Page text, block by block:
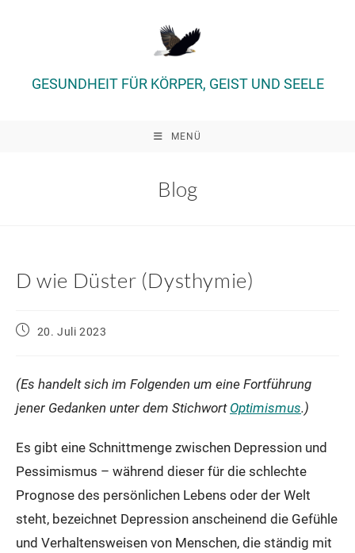
GESUNDHEIT FÜR KÖRPER, GEIST UND SEELE
MENÜ
Blog
D wie Düster (Dysthymie)
Beitrag20. Juli 2023
(Es handelt sich im Folgenden um eine Fortführung
jener Gedanken unter dem Stichwort Optimismus.)
Es gibt eine Schnittmenge zwischen Depression und
Pessimismus – während dieser für die schlechte
Prognose des persönlichen Lebens oder der Welt
steht, bezeichnet Depression anscheinend die Gefühle
und Verhaltensweisen von Menschen, die ständig mit